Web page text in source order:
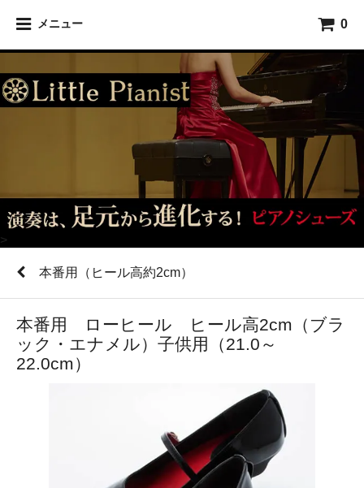
メニュー 0
>
本番用（ヒール高約2cm）
本番用 ローヒール ヒール高2cm（ブラ
ック・エナメル）子供用（21.0～
22.0cm）